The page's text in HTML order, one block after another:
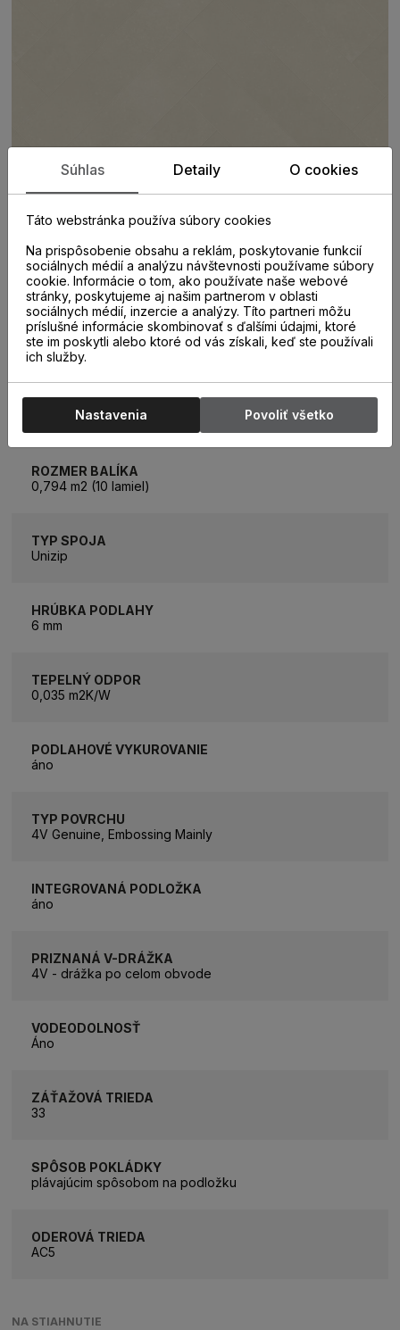
PARAMETRE
KATEGÓRIA
Vinylová podlaha
ROZMER LAMELY
630 x 126 mm
ROZMER BALÍKA
0,794 m2 (10 lamiel)
TYP SPOJA
Unizip
HRÚBKA PODLAHY
6 mm
TEPELNÝ ODPOR
0,035 m2K/W
PODLAHOVÉ VYKUROVANIE
áno
TYP POVRCHU
4V Genuine, Embossing Mainly
INTEGROVANÁ PODLOŽKA
áno
PRIZNANÁ V-DRÁŽKA
4V - drážka po celom obvode
VODEODOLNOSŤ
Áno
ZÁŤAŽOVÁ TRIEDA
33
SPÔSOB POKLÁDKY
plávajúcim spôsobom na podložku
ODEROVÁ TRIEDA
AC5
NA STIAHNUTIE
Súhlas Detaily O cookies
Táto webstránka používa súbory cookies
Na prispôsobenie obsahu a reklám, poskytovanie funkcií
sociálnych médií a analýzu návštevnosti používame súbory
cookie. Informácie o tom, ako používate naše webové
stránky, poskytujeme aj našim partnerom v oblasti
sociálnych médií, inzercie a analýzy. Títo partneri môžu
príslušné informácie skombinovať s ďalšími údajmi, ktoré
ste im poskytli alebo ktoré od vás získali, keď ste používali
ich služby.
Nastavenia Povoliť všetko